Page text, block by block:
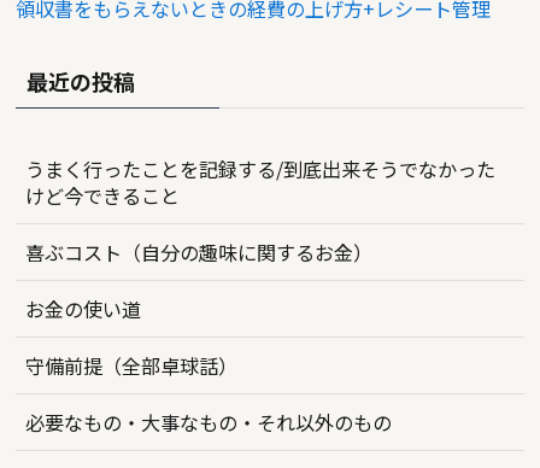
領収書をもらえないときの経費の上げ方+レシート管理
最近の投稿
うまく行ったことを記録する/到底出来そうでなかった
けど今できること
喜ぶコスト（自分の趣味に関するお金）
お金の使い道
守備前提（全部卓球話）
必要なもの・大事なもの・それ以外のもの